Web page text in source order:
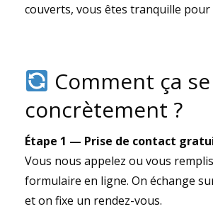
couverts, vous êtes tranquille pour
Comment ça
concrètement ?
Étape 1 — Prise de contact
Vous nous appelez ou vous
formulaire en ligne. On échange
et on fixe un rendez-vous.